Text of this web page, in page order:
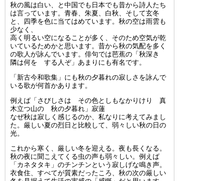
秋の風は白い、と中国でも日本でも昔から詩人たち
は言っています。青春、朱夏、白秋、そして玄冬
と、四季を色に当てはめています。秋の空は雨雲も
少なく、
高く明るい空になることが多く、そのため空気が乾
いているためかと思います。昔から秋の気配を多く
の歌人が詠んでいます。俳句では芭蕉の「秋深き
隣は何を する人ぞ」あまりにも有名です。
「新古今和歌集」にも秋の夕暮れの寂しさを詠んで
いる歌が何首かあります。
例えば「さびしさは その色としもなかりけり 真
木立つ山の 秋の夕暮れ」寂蓮
なぜ秋は寂しく感じるのか、私なりに考えてみまし
た。厳しい夏の烈日と比較して、弱々しい秋の日の
光。
これから寒く、厳しい冬を迎える。夜も長くなる。
秋の夜に聞こえてくる虫の声も弱々しい。例えば
「カネタタキ」のチンチンという寂しげな鳴き声。
衣食住、すべてが質素だったころ、秋の次の厳しい